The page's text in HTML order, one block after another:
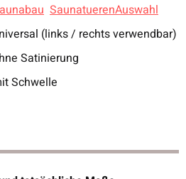
SaunatuerenAuswahl
(links / rechts verwendbar)
Satinierung
Schwelle